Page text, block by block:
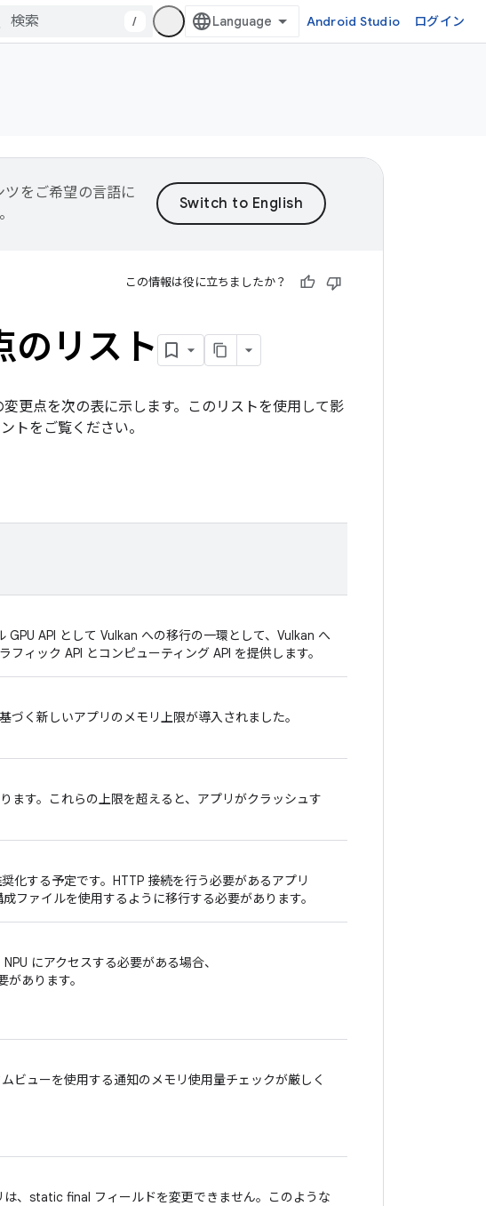
/ Android Studio ログイン
をご希望の言語に
この情報は役に立ちましたか？
のリスト
更点を次の表に示します。このリストを使用して影
トをご覧ください。
API として Vulkan への移行の一環として、Vulkan へ
ィック API とコンピューティング API を提供します。
く新しいアプリのメモリ上限が導入されました。
ます。これらの上限を超えると、アプリがクラッシュす
化する予定です。HTTP 接続を行う必要があるアプリ
ファイルを使用するように移行する必要があります。
にアクセスする必要がある場合、
あります。
ビューを使用する通知のメモリ使用量チェックが厳しく
、static final フィールドを変更できません。このような